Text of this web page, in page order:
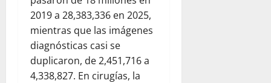
2019 a 28,383,336 en 2025,
mientras que las imágenes
diagnósticas casi se
duplicaron, de 2,451,716 a
4,338,827. En cirugías, la